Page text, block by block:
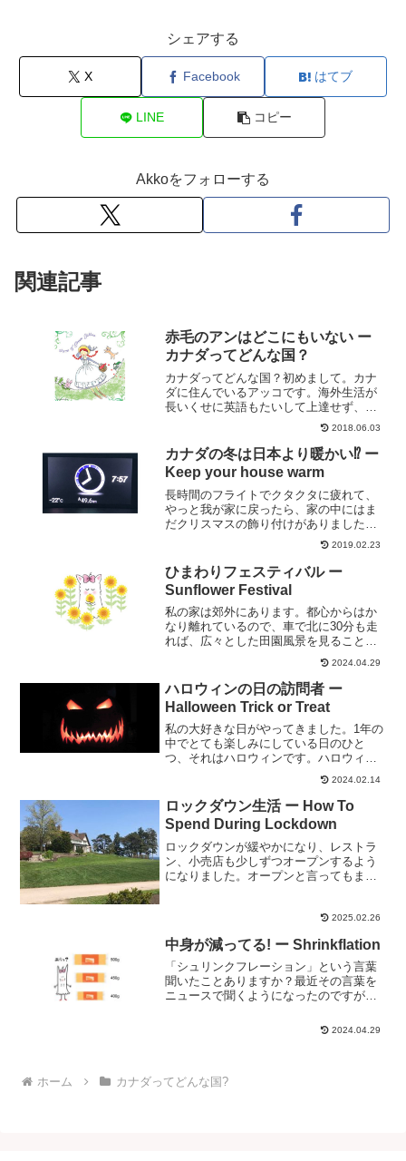
シェアする
X Facebook はてブ
LINE コピー
Akkoをフォローする
関連記事
赤毛のアンはどこにもいない ー
カナダってどんな国？
カナダってどんな国？初めまして。カナ
ダに住んでいるアッコです。海外生活が
長いくせに英語もたいして上達せず、日
本語も忘れつつあるという私が、ずーず
ーしくもカナダの生活をイラストを通し
て、紹介しようと思っています。へんて
こな日本語で書きつづりま...
2018.06.03
カナダの冬は日本より暖かい⁉ ー
Keep your house warm
長時間のフライトでクタクタに疲れて、
やっと我が家に戻ったら、家の中にはま
だクリスマスの飾り付けがありました
～。その飾り付けを見て、いくらクリス
マス好きの私でも思わずうんざり。お正
月の飾りが1月末になっても残っているみ
たいなもので、「もう十分...
2019.02.23
ひまわりフェスティバル ー
Sunflower Festival
私の家は郊外にあります。都心からはか
なり離れているので、車で北に30分も走
れば、広々とした田園風景を見ることが
できます。そのうちの1つの農園では、毎
年夏に3週間にわたって「ひまわりフェス
ティバル」が開催されます。畑にはひま
わりが隙間なく植え...
2024.04.29
ハロウィンの日の訪問者 ー
Halloween Trick or Treat
私の大好きな日がやってきました。1年の
中でとても楽しみにしている日のひと
つ、それはハロウィンです。ハロウィン
の日のために用意するものは何かと言う
と、ハロウィンの日に着るコスチュー
ム、それに大人でしたら、もちろんお酒
～。ハロウィンパーティーは...
2024.02.14
ロックダウン生活 ー How To
Spend During Lockdown
ロックダウンが緩やかになり、レストラ
ン、小売店も少しずつオープンするよう
になりました。オープンと言ってもまだ
おいて座らなければなりません。地面に
2025.02.26
中身が減ってる! ー Shrinkflation
「シュリンクフレーション」という言葉
聞いたことありますか？最近その言葉を
ニュースで聞くようになったのですが、
せんでした。テレビで話題になって初め
2024.04.29
ホーム カナダってどんな国?